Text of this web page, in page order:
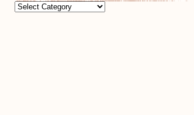
Categories